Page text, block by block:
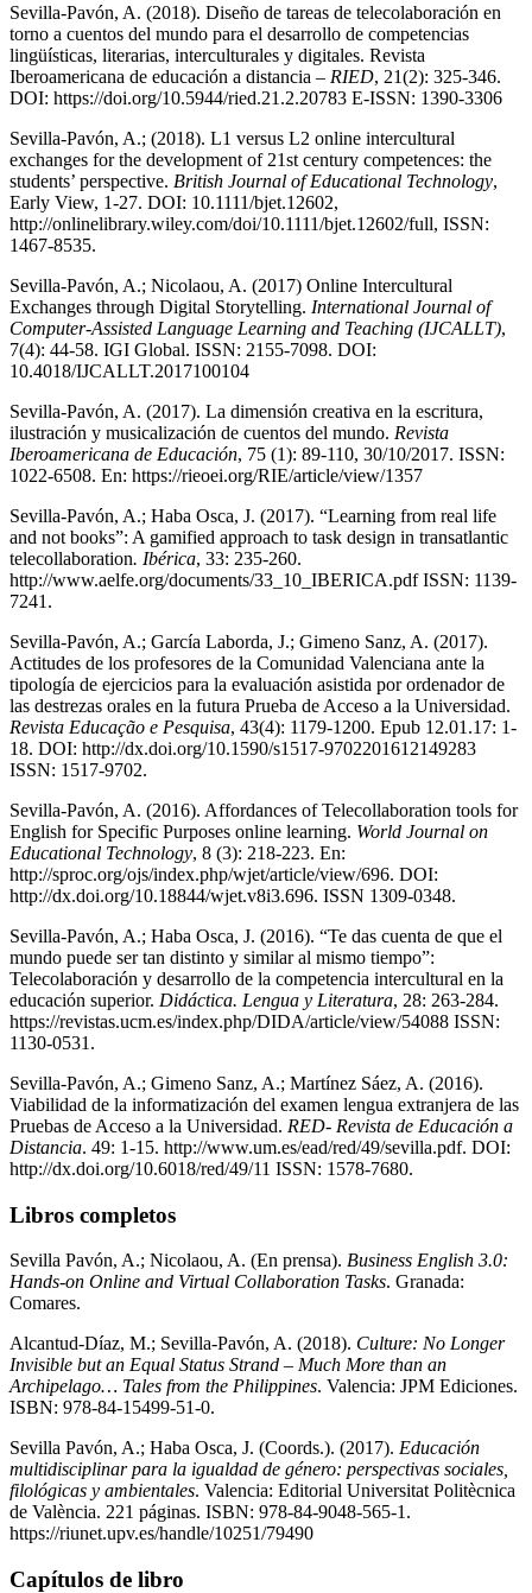
Sevilla-Pavón, A. (2018). Diseño de tareas de telecolaboración en
torno a cuentos del mundo para el desarrollo de competencias
lingüísticas, literarias, interculturales y digitales. Revista
Iberoamericana de educación a distancia – RIED, 21(2): 325-346.
DOI: https://doi.org/10.5944/ried.21.2.20783 E-ISSN: 1390-3306
Sevilla-Pavón, A.; (2018). L1 versus L2 online intercultural
exchanges for the development of 21st century competences: the
students’ perspective. British Journal of Educational Technology,
Early View, 1-27. DOI: 10.1111/bjet.12602,
http://onlinelibrary.wiley.com/doi/10.1111/bjet.12602/full, ISSN:
1467-8535.
Sevilla-Pavón, A.; Nicolaou, A. (2017) Online Intercultural
Exchanges through Digital Storytelling. International Journal of
Computer-Assisted Language Learning and Teaching (IJCALLT),
7(4): 44-58. IGI Global. ISSN: 2155-7098. DOI:
10.4018/IJCALLT.2017100104
Sevilla-Pavón, A. (2017). La dimensión creativa en la escritura,
ilustración y musicalización de cuentos del mundo. Revista
Iberoamericana de Educación, 75 (1): 89-110, 30/10/2017. ISSN:
1022-6508. En: https://rieoei.org/RIE/article/view/1357
Sevilla-Pavón, A.; Haba Osca, J. (2017). “Learning from real life
and not books”: A gamified approach to task design in transatlantic
telecollaboration. Ibérica, 33: 235-260.
http://www.aelfe.org/documents/33_10_IBERICA.pdf ISSN: 1139-
7241.
Sevilla-Pavón, A.; García Laborda, J.; Gimeno Sanz, A. (2017).
Actitudes de los profesores de la Comunidad Valenciana ante la
tipología de ejercicios para la evaluación asistida por ordenador de
las destrezas orales en la futura Prueba de Acceso a la Universidad.
Revista Educação e Pesquisa, 43(4): 1179-1200. Epub 12.01.17: 1-
18. DOI: http://dx.doi.org/10.1590/s1517-9702201612149283
ISSN: 1517-9702.
Sevilla-Pavón, A. (2016). Affordances of Telecollaboration tools for
English for Specific Purposes online learning. World Journal on
Educational Technology, 8 (3): 218-223. En:
http://sproc.org/ojs/index.php/wjet/article/view/696. DOI:
http://dx.doi.org/10.18844/wjet.v8i3.696. ISSN 1309-0348.
Sevilla-Pavón, A.; Haba Osca, J. (2016). “Te das cuenta de que el
mundo puede ser tan distinto y similar al mismo tiempo”:
Telecolaboración y desarrollo de la competencia intercultural en la
educación superior. Didáctica. Lengua y Literatura, 28: 263-284.
https://revistas.ucm.es/index.php/DIDA/article/view/54088 ISSN:
1130-0531.
Sevilla-Pavón, A.; Gimeno Sanz, A.; Martínez Sáez, A. (2016).
Viabilidad de la informatización del examen lengua extranjera de las
Pruebas de Acceso a la Universidad. RED- Revista de Educación a
Distancia. 49: 1-15. http://www.um.es/ead/red/49/sevilla.pdf. DOI:
http://dx.doi.org/10.6018/red/49/11 ISSN: 1578-7680.
Libros completos
Sevilla Pavón, A.; Nicolaou, A. (En prensa). Business English 3.0:
Hands-on Online and Virtual Collaboration Tasks. Granada:
Comares.
Alcantud-Díaz, M.; Sevilla-Pavón, A. (2018). Culture: No Longer
Invisible but an Equal Status Strand – Much More than an
Archipelago… Tales from the Philippines. Valencia: JPM Ediciones.
ISBN: 978-84-15499-51-0.
Sevilla Pavón, A.; Haba Osca, J. (Coords.). (2017). Educación
multidisciplinar para la igualdad de género: perspectivas sociales,
filológicas y ambientales. Valencia: Editorial Universitat Politècnica
de València. 221 páginas. ISBN: 978-84-9048-565-1.
https://riunet.upv.es/handle/10251/79490
Capítulos de libro